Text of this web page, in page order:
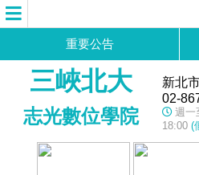
重要公告
三峽北大
志光數位學院
新北
02-
週一
18:00 (